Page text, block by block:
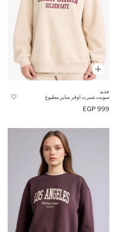
جديد
سويت شيرت اوفر سايز مطبوع
999 EGP